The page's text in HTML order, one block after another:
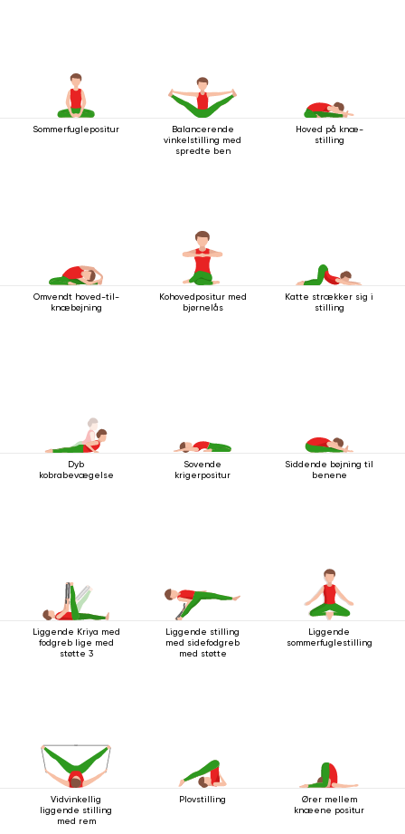
Sommerfuglepositur
Balancerende
vinkelstilling med
spredte ben
Hoved på knæ-
stilling
Omvendt hoved-til-
knæbøjning
Kohovedpositur med
bjørnelås
Katte strækker sig i
stilling
Dyb
kobrabevægelse
Sovende
krigerpositur
Siddende bøjning til
benene
Liggende Kriya med
fodgreb lige med
støtte 3
Liggende stilling
med sidefodgreb
med støtte
Liggende
sommerfuglestilling
Vidvinkellig
liggende stilling
med rem
Plovstilling
Ører mellem
knæene positur